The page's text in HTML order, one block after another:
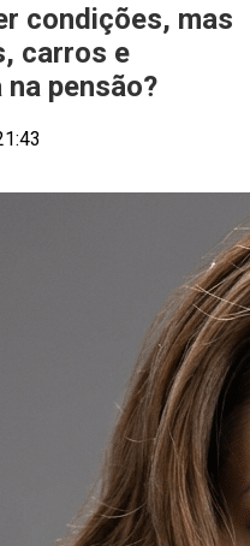
condições, mas
carros e
pensão?